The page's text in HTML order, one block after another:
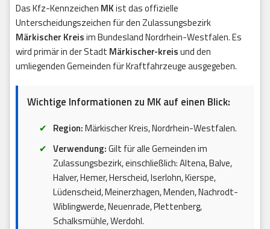
Das Kfz-Kennzeichen MKist das offizielle
Unterscheidungszeichen für den Zulassungsbezirk
Märkischer Kreisim Bundesland Nordrhein-Westfalen. Es
wird primär in der Stadt Märkischer-kreisund den
umliegenden Gemeinden für Kraftfahrzeuge ausgegeben.
Wichtige Informationen zu MK auf einen Blick:
Region:Märkischer Kreis, Nordrhein-Westfalen.
Verwendung:Gilt für alle Gemeinden im
Zulassungsbezirk, einschließlich: Altena, Balve,
Halver, Hemer, Herscheid, Iserlohn, Kierspe,
Lüdenscheid, Meinerzhagen, Menden, Nachrodt-
Wiblingwerde, Neuenrade, Plettenberg,
Schalksmühle, Werdohl.